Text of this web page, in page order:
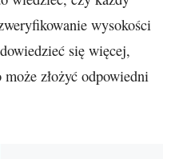
wysokości
się więcej,
złożyć odpowiedni